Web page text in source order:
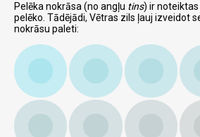
Pelēka nokrāsa (no angļu tins) ir
pelēko. Tādējādi, Vētras zils ļauj izveidot
nokrāsu paleti: